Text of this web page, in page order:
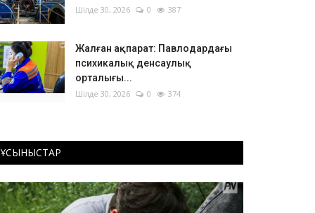
Шілде 30, 2026 0 387
Жалған ақпарат: Павлодардағы
психикалық денсаулық
орталығы...
Шілде 30, 2026 0 374
ҰСЫНЫСТАР